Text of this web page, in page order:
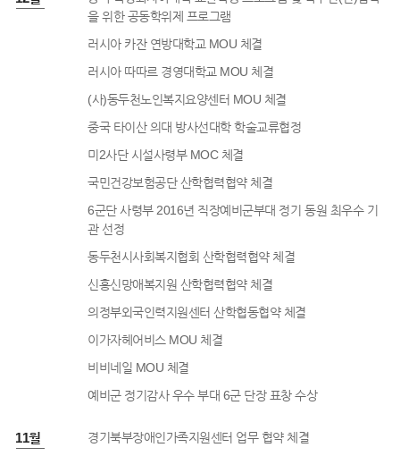
을 위한 공동학위제 프로그램
러시아 카잔 연방대학교 MOU 체결
러시아 따따르 경영대학교 MOU 체결
(사)동두천노인복지요양센터 MOU 체결
중국 타이산 의대 방사선대학 학술교류협정
미2사단 시설사령부 MOC 체결
국민건강보험공단 산학협력협약 체결
6군단 사령부 2016년 직장예비군부대 정기 동원 최우수 기
관 선정
동두천시사회복지협회 산학협력협약 체결
신흥신망애복지원 산학협력협약 체결
의정부외국인력지원센터 산학협동협약 체결
이가자헤어비스 MOU 체결
비비네일 MOU 체결
예비군 정기감사 우수 부대 6군 단장 표창 수상
11월 경기북부장애인가족지원센터 업무 협약 체결